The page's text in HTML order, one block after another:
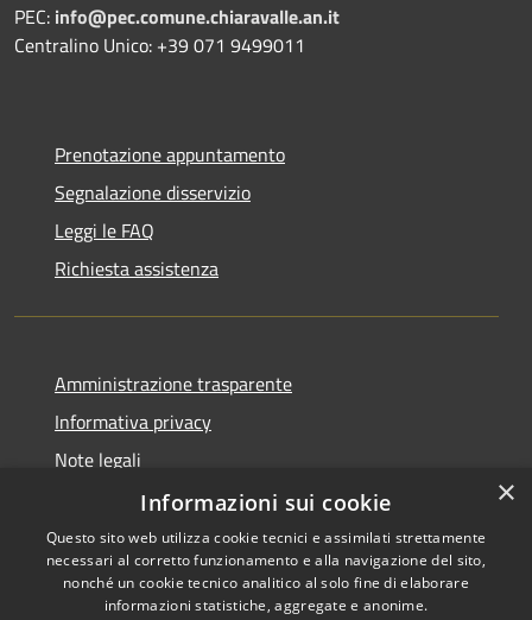
PEC: info@pec.comune.chiaravalle.an.it
Centralino Unico: +39 071 9499011
Prenotazione appuntamento
Segnalazione disservizio
Leggi le FAQ
Richiesta assistenza
Amministrazione trasparente
Informativa privacy
Note legali
Dichiarazione di accessibilità
×
Informazioni sui cookie
Questo sito web utilizza cookie tecnici e assimilati strettamente
necessari al corretto funzionamento e alla navigazione del sito,
nonché un cookie tecnico analitico al solo fine di elaborare
informazioni statistiche, aggregate e anonime.